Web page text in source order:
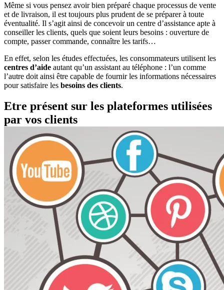
Même si vous pensez avoir bien préparé chaque processus de vente
et de livraison, il est toujours plus prudent de se préparer à toute
éventualité. Il s’agit ainsi de concevoir un centre d’assistance apte à
conseiller les clients, quels que soient leurs besoins : ouverture de
compte, passer commande, connaître les tarifs…
En effet, selon les études effectuées, les consommateurs utilisent les
centres d’aide autant qu’un assistant au téléphone : l’un comme
l’autre doit ainsi être capable de fournir les informations nécessaires
pour satisfaire les besoins des clients.
Etre présent sur les plateformes utilisées
par vos clients